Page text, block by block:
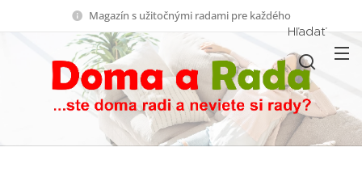
Magazín s užitočnými radami pre každého
Hľadať